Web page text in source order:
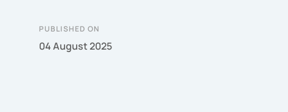
PUBLISHED ON
04 August 2025